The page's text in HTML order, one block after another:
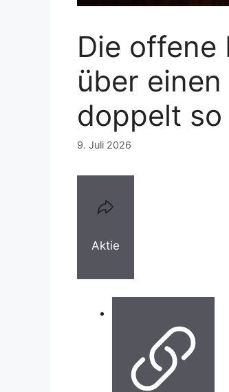
Die offene
über
doppelt
9. Juli 2026
Aktie